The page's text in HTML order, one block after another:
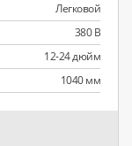
Легковой
380 В
12-24 дюйм
1040 мм